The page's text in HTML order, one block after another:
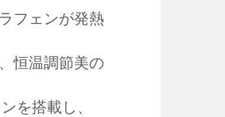
フェンが発熱
恒温調節美の
を搭載し、